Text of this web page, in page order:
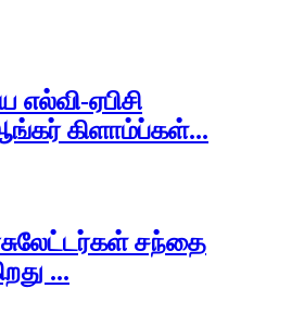
எல்வி-ஏபிசி
கிளாம்ப்கள்...
சந்தை
...